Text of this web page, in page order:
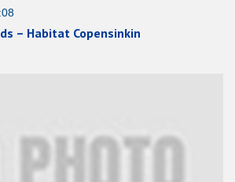
– Habitat Copensinkin